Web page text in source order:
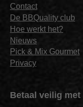
Contact
De BBQuality club
Hoe werkt het?
Nieuws
Pick & Mix Gourmet
Privacy
Betaal veilig met